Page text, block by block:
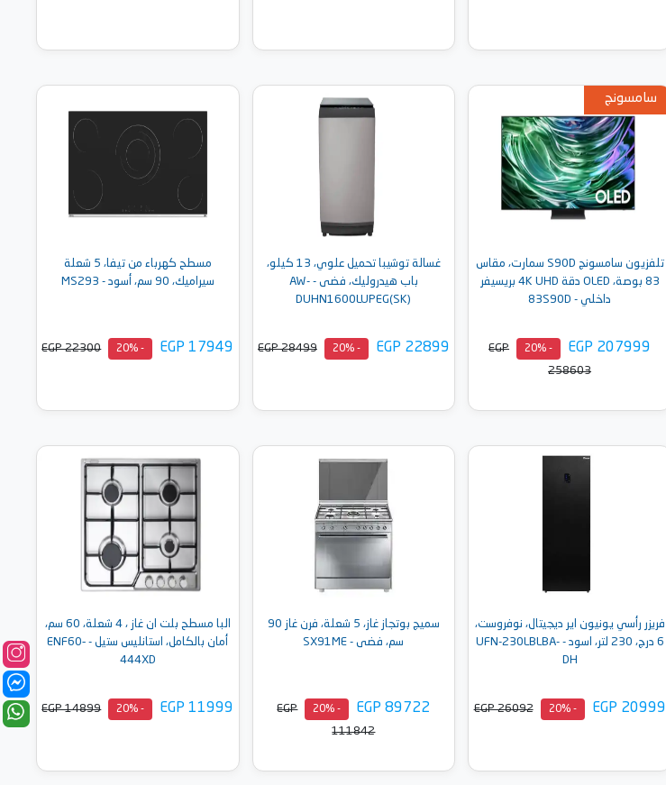
أضف إلى السلة أضف إلى السلة أضف إلى السلة
سامسونج
تلفزيون سامسونج S90D سمارت، مقاس
83 بوصة، OLED دقة 4K UHD بريسيفر
داخلي - 83S90D
EGP 207999
- 20%
EGP
258603
غسالة توشيبا تحميل علوي، 13 كيلو،
باب هيدروليك، فضى - AW-
DUHN1600LUPEG(SK)
EGP 22899
- 20%
EGP 28499
أضف إلى السلة
مسطح كهرباء من تيفا، 5 شعلة
سيراميك، 90 سم، أسود - MS293
EGP 17949
- 20%
EGP 22300
أضف إلى السلة
فريزر رأسي يونيون اير ديجيتال، نوفروست،
6 درج، 230 لتر، اسود - UFN-230LBLBA-
DH
EGP 20999
- 20%
EGP 26092
سميج بوتجاز غاز، 5 شعلة، فرن غاز 90
سم، فضى - SX91ME
EGP 89722
- 20%
EGP
111842
البا مسطح بلت ان غاز ، 4 شعلة، 60 سم،
أمان بالكامل، استانليس ستيل - ENF60‐
444XD
EGP 11999
- 20%
EGP 14899